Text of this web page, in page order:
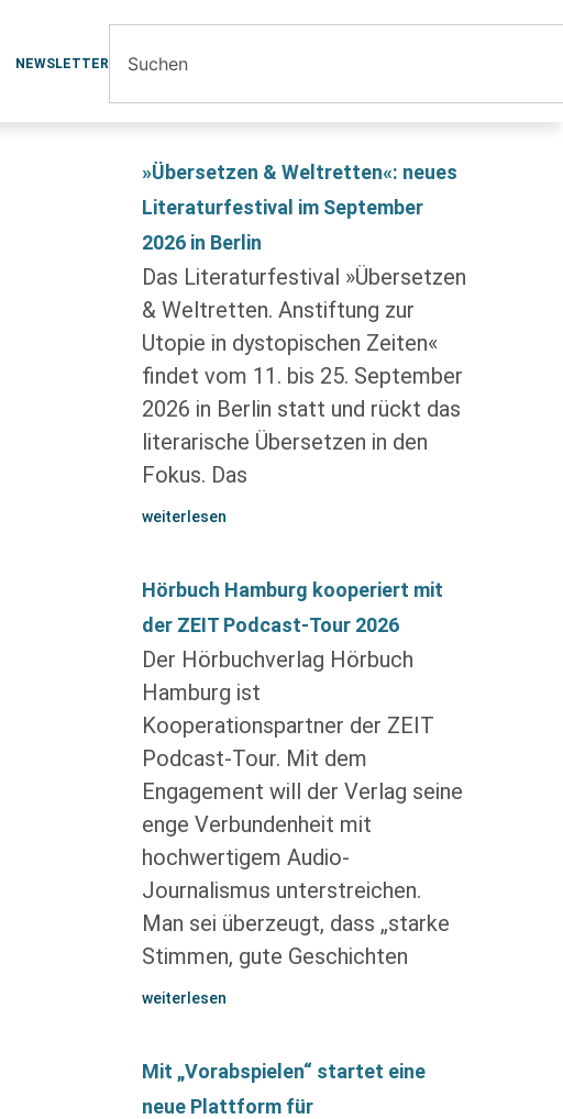
NEWSLETTER
»Übersetzen & Weltretten«: neues
Literaturfestival im September
2026 in Berlin
Das Literaturfestival »Übersetzen
& Weltretten. Anstiftung zur
Utopie in dystopischen Zeiten«
findet vom 11. bis 25. September
2026 in Berlin statt und rückt das
literarische Übersetzen in den
Fokus. Das
weiterlesen
Hörbuch Hamburg kooperiert mit
der ZEIT Podcast-Tour 2026
Der Hörbuchverlag Hörbuch
Hamburg ist
Kooperationspartner der ZEIT
Podcast-Tour. Mit dem
Engagement will der Verlag seine
enge Verbundenheit mit
hochwertigem Audio-
Journalismus unterstreichen.
Man sei überzeugt, dass „starke
Stimmen, gute Geschichten
weiterlesen
Mit „Vorabspielen“ startet eine
neue Plattform für